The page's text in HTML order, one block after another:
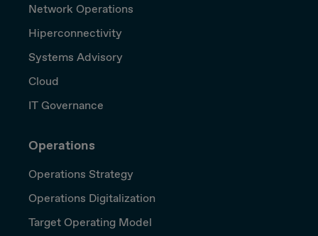
Network Operations
Hiperconnectivity
Systems Advisory
Cloud
IT Governance
Operations
Operations Strategy
Operations Digitalization
Target Operating Model